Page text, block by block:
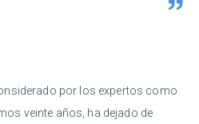
por los expertos como
veinte años, ha dejado de